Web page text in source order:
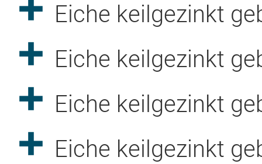
Eiche keilgezinkt
Eiche keilgezinkt
Eiche keilgezinkt
Eiche keilgezinkt